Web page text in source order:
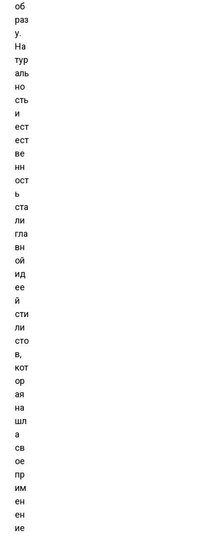
об
раз
у.
На
тур
аль
но
сть
и
ест
ест
ве
нн
ост
ь
ста
ли
гла
вн
ой
ид
ее
й
сти
ли
сто
в,
кот
ор
ая
на
шл
а
св
ое
пр
им
ен
ен
ие